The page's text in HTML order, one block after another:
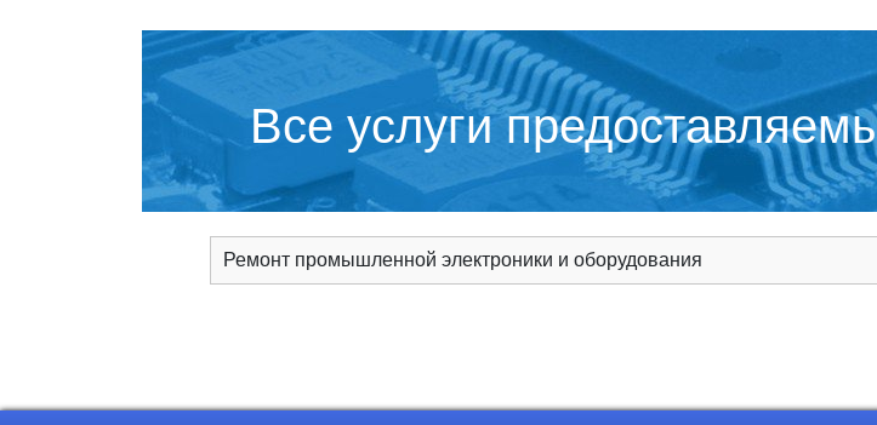
Все услуги
Ремонт промышленной электроники и оборудования